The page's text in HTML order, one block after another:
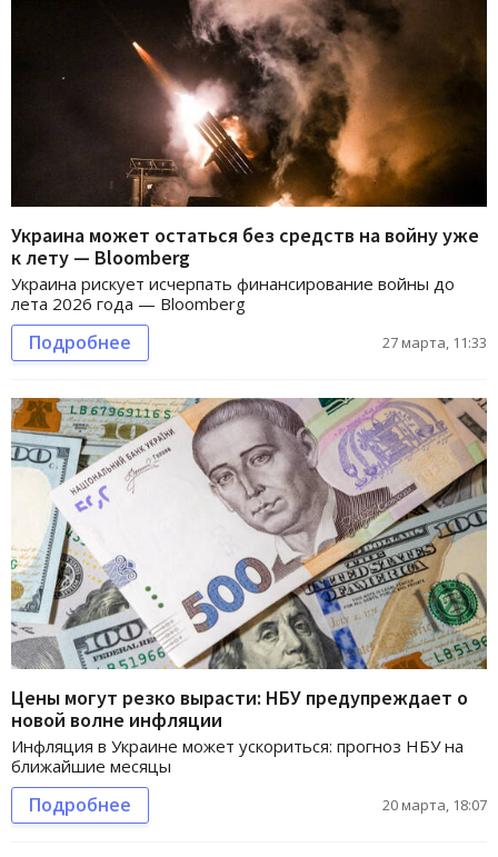
Украина может остаться без средств на войну уже
к лету — Bloomberg
Украина рискует исчерпать финансирование войны до
лета 2026 года — Bloomberg
Подробнее 27 марта, 11:33
Цены могут резко вырасти: НБУ предупреждает о
новой волне инфляции
Инфляция в Украине может ускориться: прогноз НБУ на
ближайшие месяцы
Подробнее 20 марта, 18:07